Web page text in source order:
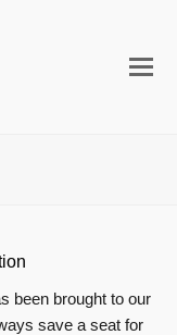
打
been brought to our
save a seat for